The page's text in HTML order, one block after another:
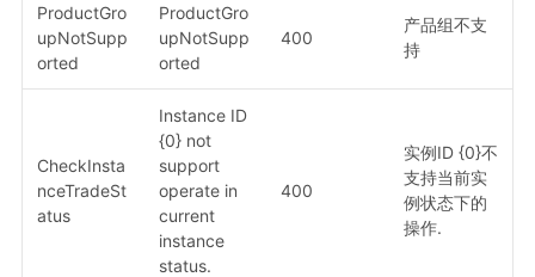
ProductGro
upNotSupp
orted
ProductGro
upNotSupp
orted
400
产品组不支
持
CheckInsta
nceTradeSt
atus
Instance ID
{0} not
support
operate in
current
instance
status.
400
实例ID {0}不
支持当前实
例状态下的
操作.